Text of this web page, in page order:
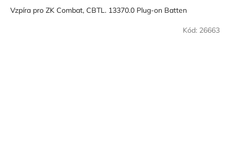
Vzpíra pro ZK Combat, CBTL. 13370.0 Plug-on Batten
Kód: 26663